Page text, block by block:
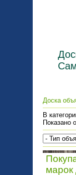
Доска
В
Показано
марок